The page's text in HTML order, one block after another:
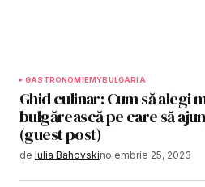
GASTRONOMIEMYBULGARIA
Ghid culinar: Cum să alegi
bulgărească pe care să
(guest post)
de Iulia Bahovskinoiembrie 25, 2023